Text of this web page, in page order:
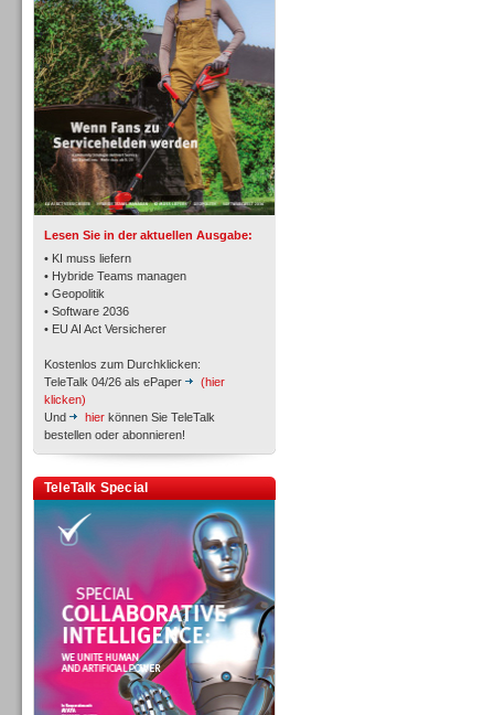
Lesen Sie in der aktuellen Ausgabe:
• KI muss liefern
• Hybride Teams managen
• Geopolitik
• Software 2036
• EU AI Act Versicherer
Kostenlos zum Durchklicken:
TeleTalk 04/26 als ePaper
(hier
klicken)
Und
hier können Sie TeleTalk
bestellen oder abonnieren!
TeleTalk Special
TK- und ACD-Systeme
Workforce-Management
Personal